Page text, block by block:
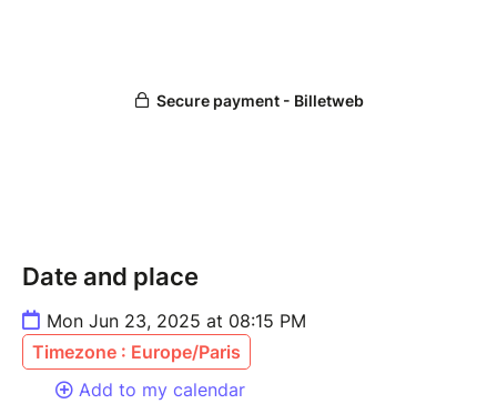
Date and place
Mon Jun 23, 2025 at 08:15 PM
Timezone : Europe/Paris
Add to my calendar